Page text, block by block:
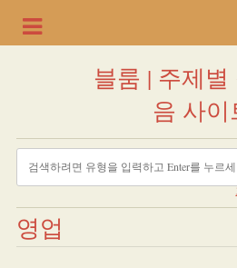
블룸 | 주제별
음 사이
영업